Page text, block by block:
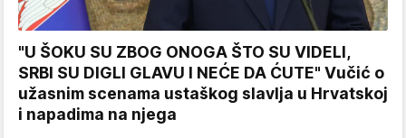
"U ŠOKU SU ZBOG ONOGA ŠTO SU VIDELI,
SRBI SU DIGLI GLAVU I NEĆE DA ĆUTE" Vučić o
užasnim scenama ustaškog slavlja u Hrvatskoj
i napadima na njega